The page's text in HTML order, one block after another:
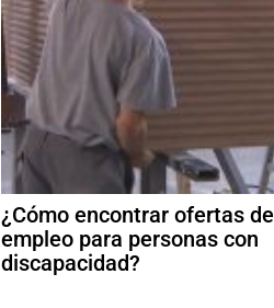
¿Cómo encontrar ofertas de
empleo para personas con
discapacidad?